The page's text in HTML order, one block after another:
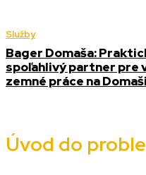
Služby
Bager Domaša:
spoľahlivý partner pre
zemné práce na Domaši
Úvod do